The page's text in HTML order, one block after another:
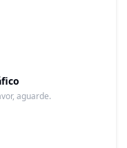
aguarde.